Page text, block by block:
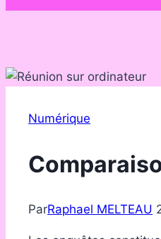
Numérique
ParRaphael MELTEAU